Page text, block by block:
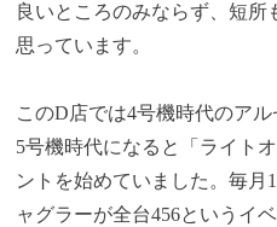
良いところのみならず、短所
思っています。
このD店では4号機時代のア
5号機時代になると「ライト
ントを始めていました。毎月
ャグラーが全台456というイ